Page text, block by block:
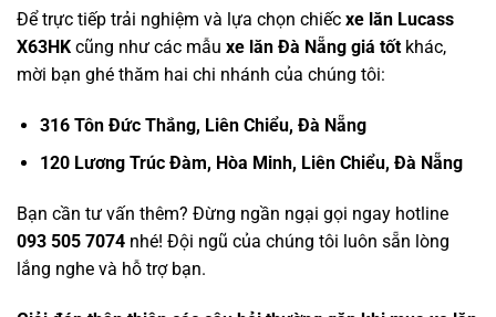
Để trực tiếp trải nghiệm và lựa chọn chiếc xe lăn Lucass
X63HK cũng như các mẫu xe lăn Đà Nẵng giá tốt khác,
mời bạn ghé thăm hai chi nhánh của chúng tôi:
316 Tôn Đức Thắng, Liên Chiểu, Đà Nẵng
120 Lương Trúc Đàm, Hòa Minh, Liên Chiểu, Đà Nẵng
Bạn cần tư vấn thêm? Đừng ngần ngại gọi ngay hotline
093 505 7074 nhé! Đội ngũ của chúng tôi luôn sẵn lòng
lắng nghe và hỗ trợ bạn.